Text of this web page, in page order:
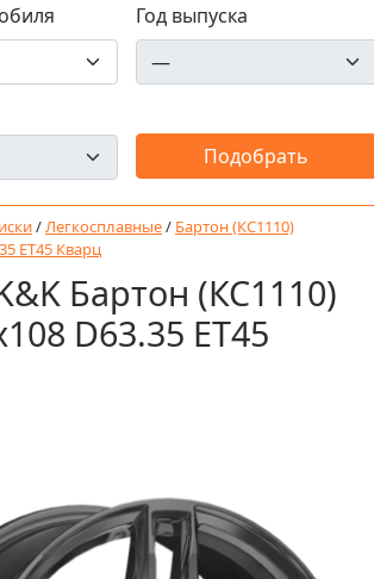
Год выпуска
/Легкосплавные/ Бартон (КС1110)
ET45 Кварц
Бартон (КС1110)
D63.35 ET45